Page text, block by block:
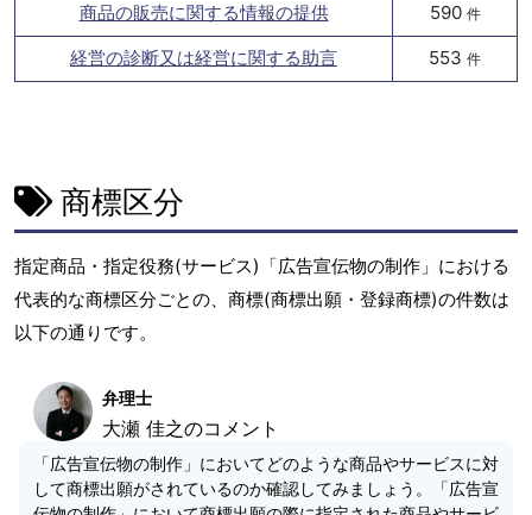
商品の販売に関する情報の提供
590 件
経営の診断又は経営に関する助言 553 件
商標区分
指定商品・指定役務(サービス)「広告宣伝物の制作」における
代表的な商標区分ごとの、商標(商標出願・登録商標)の件数は
以下の通りです。
弁理士
大瀬 佳之のコメント
「広告宣伝物の制作」においてどのような商品やサービスに対
して商標出願がされているのか確認してみましょう。「広告宣